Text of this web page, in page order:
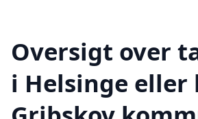
Oversigt over
i Helsinge eller